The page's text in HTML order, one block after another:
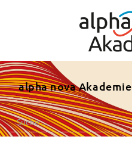
zur
Fusszeile
zur
Suche
alpha nova Akademie
Suche
nach: